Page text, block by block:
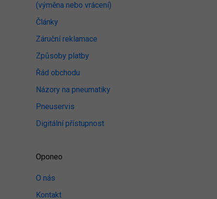
(výměna nebo vrácení)
Články
Záruční reklamace
Způsoby platby
Řád obchodu
Názory na pneumatiky
Pneuservis
Digitální přístupnost
Oponeo
O nás
Kontakt